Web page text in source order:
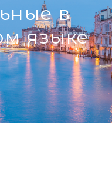
в
языке